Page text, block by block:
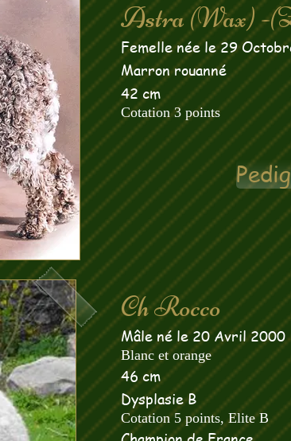
Astra (Wax) -
Femelle née le 29
Marron rouanné
42 cm
Cotation 3 points
Ch Rocco
Mâle né le 20 Avril 2000
Blanc et orange
46 cm
Dysplasie B
Cotation 5 points, Elite B